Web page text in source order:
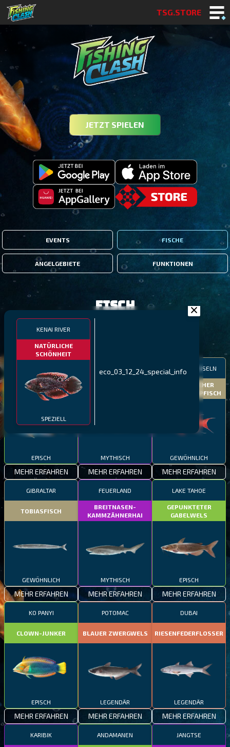
TSG.STORE
JETZT SPIELEN
EVENTS FISCHE
ANGELGEBIETE FUNKTIONEN
KENAI RIVER
NATÜRLICHE
SCHÖNHEIT
SPEZIELL
eco_03_12_24_special_info
Fisch
GESTRECKTER
SCHABEMUND-
BUNTBARSCH
EPISCH
MEHR ERFAHREN
NÖRDLICHE FJORDE
MYTHISCH
MEHR ERFAHREN
GALAPAGOS-INSELN
MEXIKANISCHER
SCHWEINSLIPPFISCH
GEWÖHNLICH
MEHR ERFAHREN
GIBRALTAR
TOBIASFISCH
GEWÖHNLICH
MEHR ERFAHREN
FEUERLAND
BREITNASEN-
KAMMZÄHNERHAI
MYTHISCH
MEHR ERFAHREN
LAKE TAHOE
GEPUNKTETER
GABELWELS
EPISCH
MEHR ERFAHREN
KO PANYI
CLOWN-JUNKER
EPISCH
MEHR ERFAHREN
POTOMAC
BLAUER ZWERGWELS
LEGENDÄR
MEHR ERFAHREN
DUBAI
RIESENFEDERFLOSSER
LEGENDÄR
MEHR ERFAHREN
KARIBIK ANDAMANEN JANGTSE